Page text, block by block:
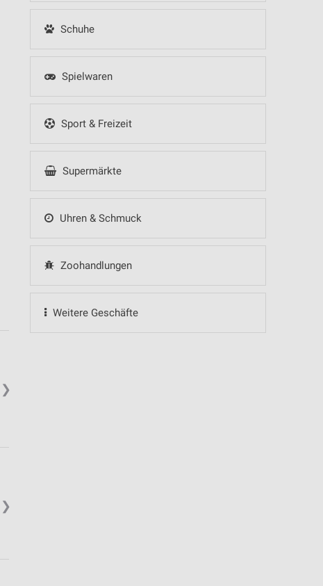
Schuhe
Spielwaren
Sport & Freizeit
Supermärkte
Uhren & Schmuck
Zoohandlungen
Weitere Geschäfte
❯
❯